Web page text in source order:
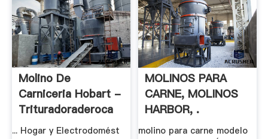
Molino De
Carniceria Hobart -
Trituradoraderoca
... Hogar y Electrodomést
MOLINOS PARA
CARNE, MOLINOS
HARBOR, .
molino para carne modelo